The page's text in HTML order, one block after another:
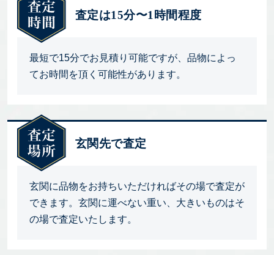
査定は15分〜1時間程度
最短で15分でお見積り可能ですが、品物によっ
てお時間を頂く可能性があります。
玄関先で査定
玄関に品物をお持ちいただければその場で査定が
できます。玄関に運べない重い、大きいものはそ
の場で査定いたします。